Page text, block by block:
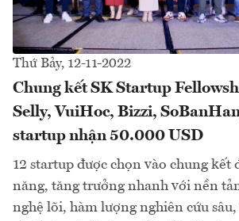
Thứ Bảy, 12-11-2022
Chung kết SK Startup
Selly, VuiHoc, Bizzi,
startup nhận 50.000 USD
12 startup được chọn vào chung kết
năng, tăng trưởng nhanh với nền
nghệ lõi, hàm lượng nghiên cứu